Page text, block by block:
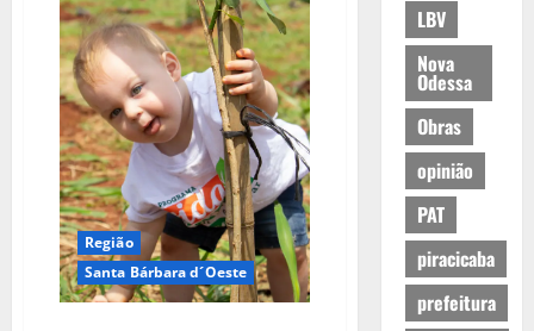
Região
Santa Bárbara d´Oeste
LBV
Nova
Odessa
Obras
opinião
PAT
piracicaba
prefeitura